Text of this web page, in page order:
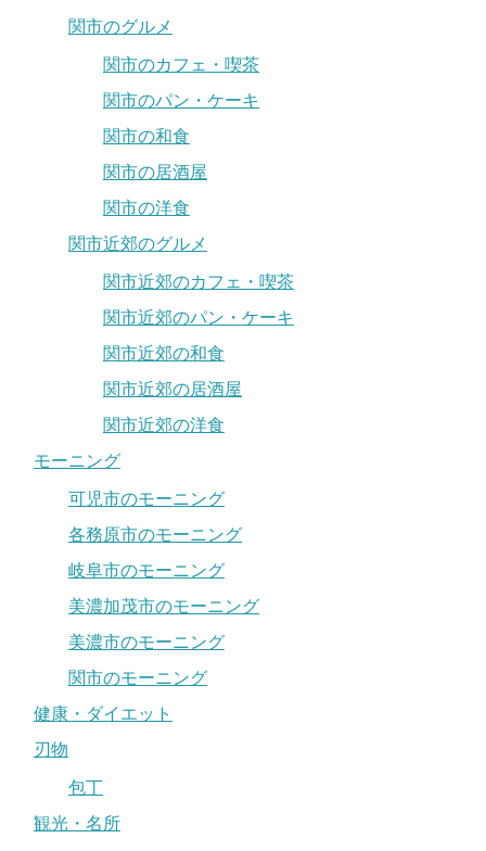
関市のグルメ
関市のカフェ・喫茶
関市のパン・ケーキ
関市の和食
関市の居酒屋
関市の洋食
関市近郊のグルメ
関市近郊のカフェ・喫茶
関市近郊のパン・ケーキ
関市近郊の和食
関市近郊の居酒屋
関市近郊の洋食
モーニング
可児市のモーニング
各務原市のモーニング
岐阜市のモーニング
美濃加茂市のモーニング
美濃市のモーニング
関市のモーニング
健康・ダイエット
刃物
包丁
観光・名所